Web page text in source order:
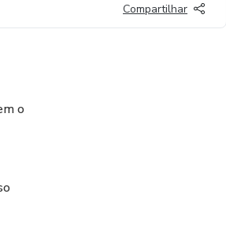
Compartilhar
o